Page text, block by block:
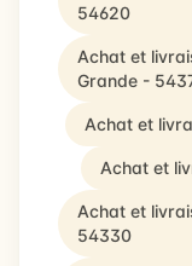
54620
Achat et
Grande -
Achat et
Achat et
Achat et
54330